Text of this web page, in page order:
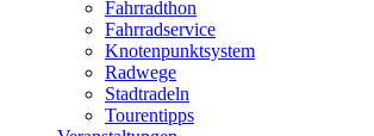
Fahrradthon
Fahrradservice
Knotenpunktsystem
Radwege
Stadtradeln
Tourentipps